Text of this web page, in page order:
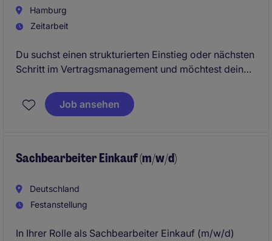
Hamburg
Zeitarbeit
Du suchst einen strukturierten Einstieg oder nächsten
Schritt im Vertragsmanagement und möchtest deine
dieser Rolle bist du zentraler Teil eines
professionellen Backoffice-Teams und sorgst dafür,
Job ansehen
Sachbearbeiter Einkauf (m/w/d)
Deutschland
Festanstellung
In Ihrer Rolle als Sachbearbeiter Einkauf (m/w/d)